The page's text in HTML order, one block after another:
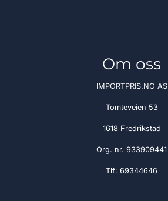
Om oss
IMPORTPRIS.NO AS
Tomteveien 53
1618 Fredrikstad
Org. nr. 933909441
Tlf: 69344646